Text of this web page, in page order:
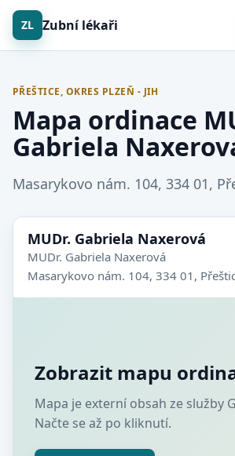
ZL Zubní lékaři
PŘEŠTICE, OKRES PLZEŇ - JIH
Mapa ordinace
Gabriela
Masarykovo nám. 104, 334 01,
MUDr. Gabriela Naxerová
MUDr. Gabriela Naxerová
Masarykovo nám. 104, 334 01,
Zobrazit mapu
Mapa je externí obsah ze služby
Načte se až po kliknutí.